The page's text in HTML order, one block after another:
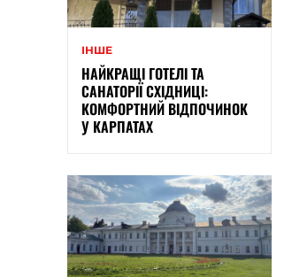
ІНШЕ
НАЙКРАЩІ ГОТЕЛІ ТА
САНАТОРІЇ СХІДНИЦІ:
КОМФОРТНИЙ ВІДПОЧИНОК
У КАРПАТАХ